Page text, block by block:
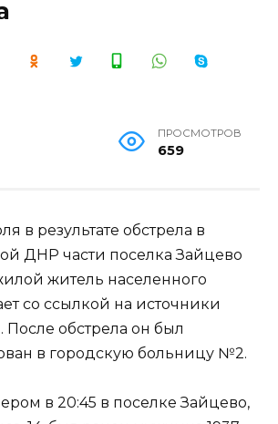
ПРОСМОТРОВ
659
в результате обстрела в
ДНР части поселка Зайцево
житель населенного
со ссылкой на источники
После обстрела он был
в городскую больницу №2.
в 20:45 в поселке Зайцево,